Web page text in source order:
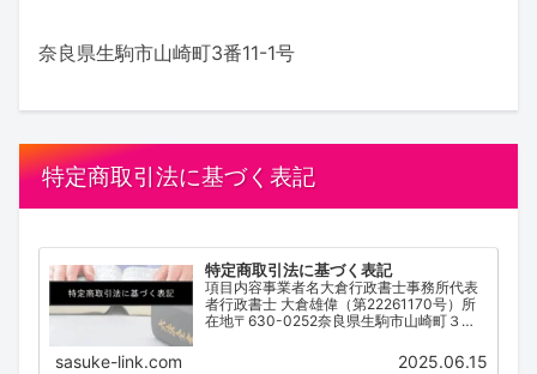
奈良県生駒市山崎町3番11-1号
特定商取引法に基づく表記
特定商取引法に基づく表記
項目内容事業者名大倉行政書士事務所代表
者行政書士 大倉雄偉（第22261170号）所
在地〒630-0252奈良県生駒市山崎町３番
間 / 受付時間9:00~18:00（不定休）サービ
sasuke-link.com 2025.06.15